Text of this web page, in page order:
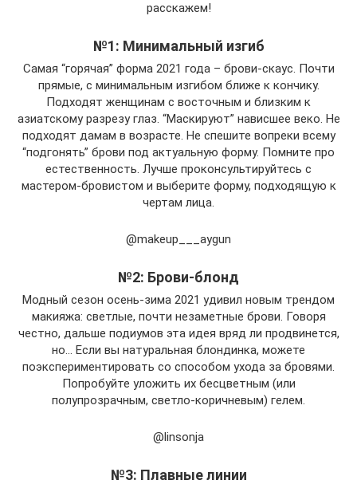
расскажем!
№1: Минимальный изгиб
Самая “горячая” форма 2021 года – брови-скаус. Почти
прямые, с минимальным изгибом ближе к кончику.
Подходят женщинам с восточным и близким к
азиатскому разрезу глаз. “Маскируют” нависшее веко. Не
подходят дамам в возрасте. Не спешите вопреки всему
“подгонять” брови под актуальную форму. Помните про
естественность. Лучше проконсультируйтесь с
мастером-бровистом и выберите форму, подходящую к
чертам лица.
@makeup___aygun
№2: Брови-блонд
Модный сезон осень-зима 2021 удивил новым трендом
макияжа: светлые, почти незаметные брови. Говоря
честно, дальше подиумов эта идея вряд ли продвинется,
но… Если вы натуральная блондинка, можете
поэкспериментировать со способом ухода за бровями.
Попробуйте уложить их бесцветным (или
полупрозрачным, светло-коричневым) гелем.
@linsonja
№3: Плавные линии